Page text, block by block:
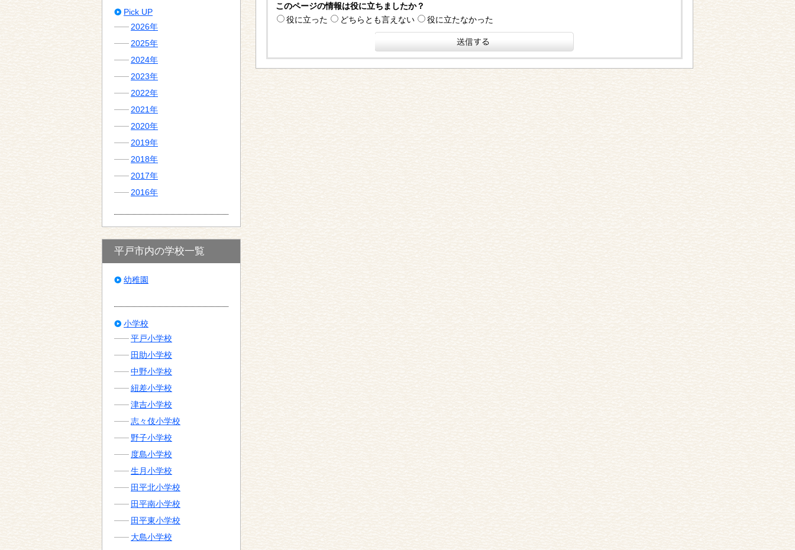
このページの情報は役に立ちましたか？
役に立った
どちらとも言えない 役に立たなかった
Pick UP
2026年
2025年
2024年
2023年
2022年
2021年
2020年
2019年
2018年
2017年
2016年
平戸市内の学校一覧
幼稚園
小学校
平戸小学校
田助小学校
中野小学校
紐差小学校
津吉小学校
志々伎小学校
野子小学校
度島小学校
生月小学校
田平北小学校
田平南小学校
田平東小学校
大島小学校